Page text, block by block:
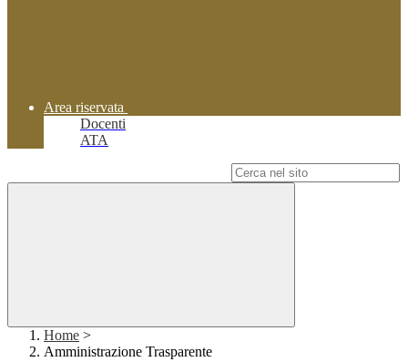
Area riservata
Docenti
ATA
Home >
Amministrazione Trasparente